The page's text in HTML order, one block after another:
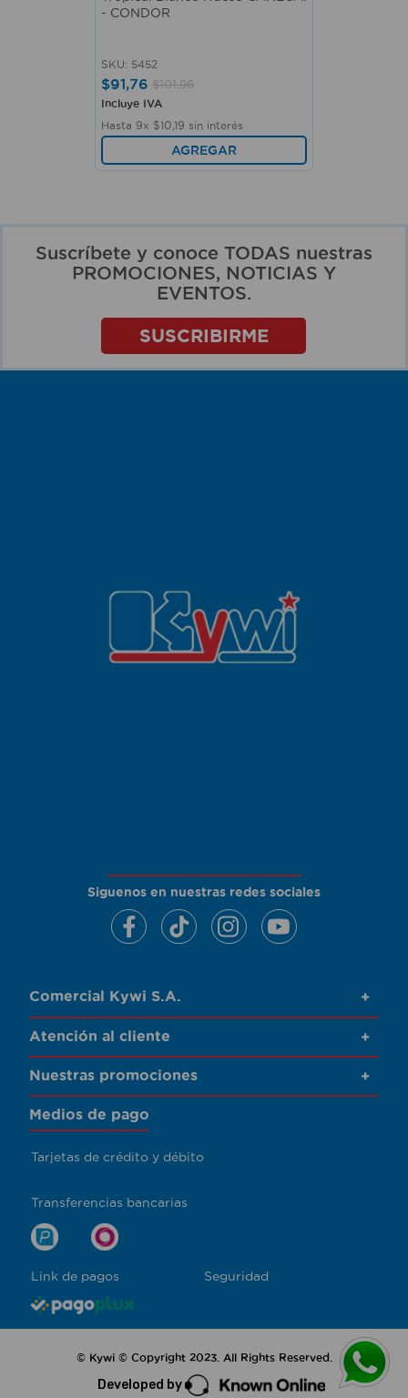
- CONDOR
SKU: 5452
$91,76 $101,96
Incluye IVA
Hasta 9x $10 19 sin interés
AGREGAR
Suscríbete y conoce TODAS nuestras
PROMOCIONES, NOTICIAS Y
EVENTOS.
SUSCRIBIRME
Siguenos en nuestras redes sociales
Comercial Kywi S.A. +
Atención al cliente +
Nuestras promociones +
Medios de pago
Tarjetas de crédito y débito
Transferencias bancarias
Link de pagos Seguridad
© Kywi © Copyright 2023. All Rights Reserved.